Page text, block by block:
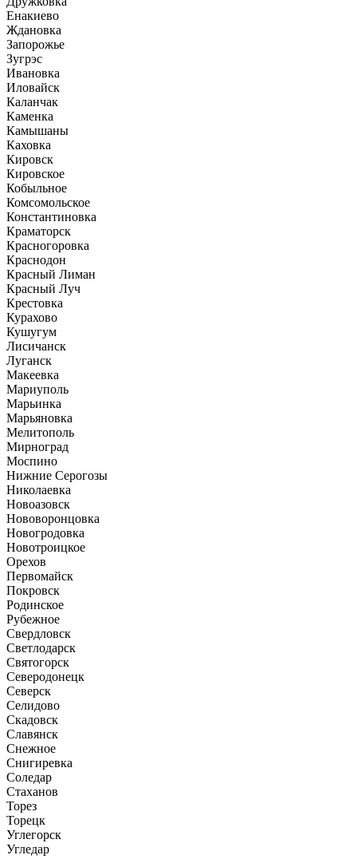
Енакиево
Ждановка
Запорожье
Зугрэс
Ивановка
Иловайск
Каланчак
Каменка
Камышаны
Каховка
Кировск
Кировское
Кобыльное
Комсомольское
Константиновка
Краматорск
Красногоровка
Краснодон
Красный Лиман
Красный Луч
Крестовка
Курахово
Кушугум
Лисичанск
Луганск
Макеевка
Мариуполь
Марьинка
Марьяновка
Мелитополь
Мирноград
Моспино
Нижние Серогозы
Николаевка
Новоазовск
Нововоронцовка
Новогродовка
Новотроицкое
Орехов
Первомайск
Покровск
Родинское
Рубежное
Свердловск
Светлодарск
Святогорск
Северодонецк
Северск
Селидово
Скадовск
Славянск
Снежное
Снигиревка
Соледар
Стаханов
Торез
Торецк
Углегорск
Угледар